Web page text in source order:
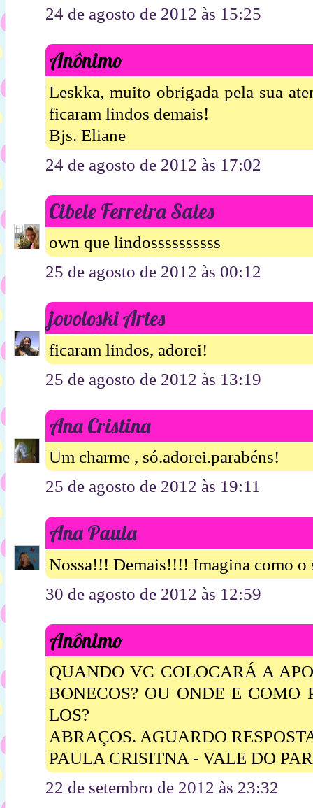
24 de agosto de 2012 às 15:25
Anônimo
Leskka, muito obrigada pela sua
ficaram lindos demais!
Bjs. Eliane
24 de agosto de 2012 às 17:02
Cibele Ferreira Sales
own que lindossssssssss
25 de agosto de 2012 às 00:12
jovoloski Artes
ficaram lindos, adorei!
25 de agosto de 2012 às 13:19
Ana Cristina
Um charme , só.adorei.parabéns!
25 de agosto de 2012 às 19:11
Ana Paula
Nossa!!! Demais!!!! Imagina como
30 de agosto de 2012 às 12:59
Anônimo
QUANDO VC COLOCARÁ A
BONECOS? OU ONDE E COMO
LOS?
ABRAÇOS. AGUARDO
PAULA CRISITNA - VALE DO
22 de setembro de 2012 às 23:32